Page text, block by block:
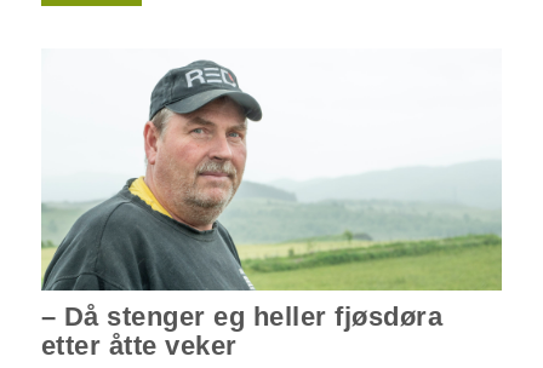
– Då stenger eg heller fjøsdøra
etter åtte veker